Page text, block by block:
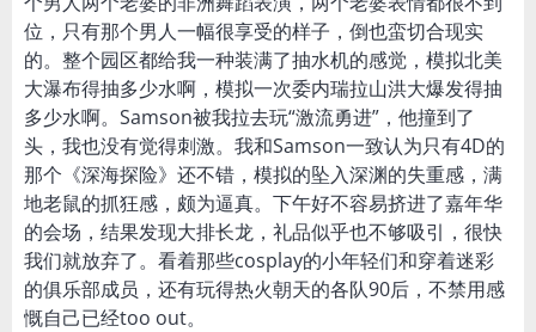
位，只有那个男人一幅很享受的样子，倒也蛮切合现实
的。整个园区都给我一种装满了抽水机的感觉，模拟北美
大瀑布得抽多少水啊，模拟一次委内瑞拉山洪大爆发得抽
多少水啊。Samson被我拉去玩“激流勇进”，他撞到了
头，我也没有觉得刺激。我和Samson一致认为只有4D的
那个《深海探险》还不错，模拟的坠入深渊的失重感，满
地老鼠的抓狂感，颇为逼真。下午好不容易挤进了嘉年华
的会场，结果发现大排长龙，礼品似乎也不够吸引，很快
我们就放弃了。看着那些cosplay的小年轻们和穿着迷彩
的俱乐部成员，还有玩得热火朝天的各队90后，不禁用感
慨自己已经too out。